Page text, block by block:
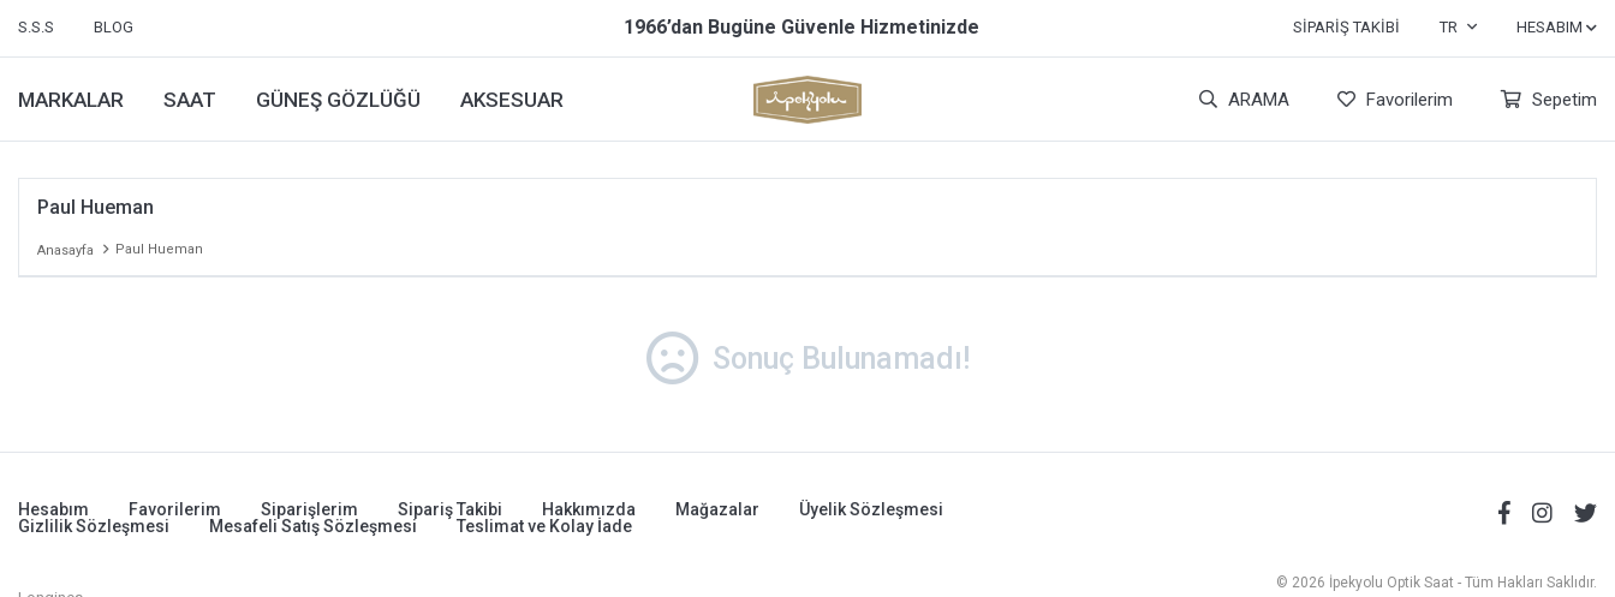
S.S.S BLOG 1966’dan Bugüne Güvenle Hizmetinizde SIPARIŞ TAKIBI TR HESABIM
MARKALAR SAAT GÜNEŞ GÖZLÜĞÜ AKSESUAR ARAMA Favorilerim Sepetim
Paul Hueman
Anasayfa Paul Hueman
Sonuç Bulunamadı!
Hesabım Favorilerim Siparişlerim Sipariş Takibi Hakkımızda Mağazalar
Üyelik Sözleşmesi
Gizlilik Sözleşmesi
Mesafeli Satış Sözleşmesi Teslimat ve Kolay İade
© 2026 İpekyolu Optik Saat - Tüm Hakları Saklıdır.